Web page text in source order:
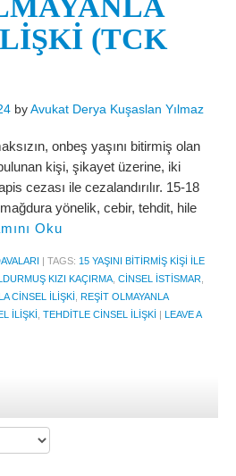
(TCK
byAvukat Derya Kuşaslan Yılmaz
onbeş yaşını bitirmiş olan
kişi, şikayet üzerine, iki
cezası ile cezalandırılır. 15-18
yönelik, cebir, tehdit, hile
Oku
| TAGS: 15 YAŞINI BITIRMIŞ KIŞI ILE
KIZI KAÇIRMA CINSEL ISTISMAR
CINSEL ILIŞKI REŞIT OLMAYANLA
ILIŞKI TEHDITLE CINSEL ILIŞKI | LEAVE A